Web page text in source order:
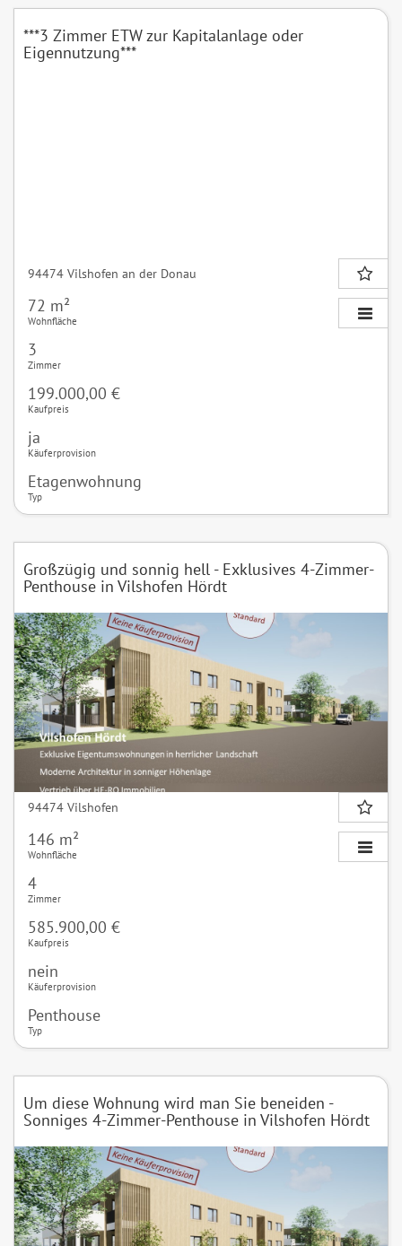
***3 Zimmer ETW zur Kapitalanlage oder
Eigennutzung***
94474 Vilshofen an der Donau
72 m²
Wohnfläche
3
Zimmer
199.000,00 €
Kaufpreis
ja
Käuferprovision
Etagenwohnung
Typ
Großzügig und sonnig hell - Exklusives 4-Zimmer-
Penthouse in Vilshofen Hördt
94474 Vilshofen
146 m²
Wohnfläche
4
Zimmer
585.900,00 €
Kaufpreis
nein
Käuferprovision
Penthouse
Typ
Um diese Wohnung wird man Sie beneiden -
Sonniges 4-Zimmer-Penthouse in Vilshofen Hördt